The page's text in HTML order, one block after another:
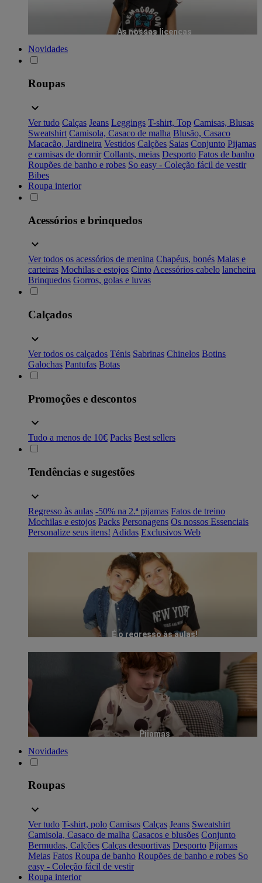
As nossas licenças
Novidades
Roupas
Ver tudo Calças Jeans Leggings T-shirt, Top Camisas, Blusas
Sweatshirt Camisola, Casaco de malha Blusão, Casaco
Macacão, Jardineira Vestidos Calções Saias Conjunto Pijamas
e camisas de dormir Collants, meias Desporto Fatos de banho
Roupões de banho e robes So easy - Coleção fácil de vestir
Bibes
Roupa interior
Acessórios e brinquedos
Ver todos os acessórios de menina Chapéus, bonés Malas e
carteiras Mochilas e estojos Cinto Acessórios cabelo lancheira
Brinquedos Gorros, golas e luvas
Calçados
Ver todos os calçados Ténis Sabrinas Chinelos Botins
Galochas Pantufas Botas
Promoções e descontos
Tudo a menos de 10€ Packs Best sellers
Tendências e sugestões
Regresso às aulas -50% na 2.ª pijamas Fatos de treino
Mochilas e estojos Packs Personagens Os nossos Essenciais
Personalize seus itens! Adidas Exclusivos Web
É o regresso às aulas!
Pijamas
Novidades
Roupas
Ver tudo T-shirt, polo Camisas Calças Jeans Sweatshirt
Camisola, Casaco de malha Casacos e blusões Conjunto
Bermudas, Calções Calças desportivas Desporto Pijamas
Meias Fatos Roupa de banho Roupões de banho e robes So
easy - Coleção fácil de vestir
Roupa interior